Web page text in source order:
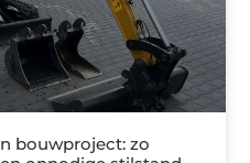
bouwproject: zo